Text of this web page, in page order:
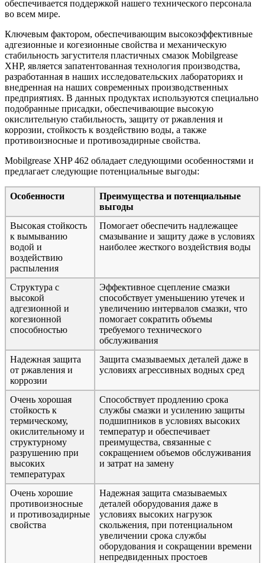
обеспечивается поддержкой нашего технического персонала
во всем мире.
Ключевым фактором, обеспечивающим высокоэффективные
адгезионные и когезионные свойства и механическую
стабильность загустителя пластичных смазок Mobilgrease
XHP, является запатентованная технология производства,
разработанная в наших исследовательских лабораториях и
внедренная на наших современных производственных
предприятиях. В данных продуктах используются специально
подобранные присадки, обеспечивающие высокую
окислительную стабильность, защиту от ржавления и
коррозии, стойкость к воздействию воды, а также
противоизносные и противозадирные свойства.
Mobilgrease XHP 462 обладает следующими особенностями и
предлагает следующие потенциальные выгоды:
Особенности
Преимущества и потенциальные
выгоды
Высокая стойкость
к вымыванию
водой и
воздействию
распыления
Помогает обеспечить надлежащее
смазывание и защиту даже в условиях
наиболее жесткого воздействия воды
Структура с
высокой
адгезионной и
когезионной
способностью
Эффективное сцепление смазки
способствует уменьшению утечек и
увеличению интервалов смазки, что
помогает сократить объемы
требуемого технического
обслуживания
Надежная защита
от ржавления и
коррозии
Защита смазываемых деталей даже в
условиях агрессивных водных сред
Очень хорошая
стойкость к
термическому,
окислительному и
структурному
разрушению при
высоких
температурах
Способствует продлению срока
службы смазки и усилению защиты
подшипников в условиях высоких
температур и обеспечивает
преимущества, связанные с
сокращением объемов обслуживания
и затрат на замену
Очень хорошие
противоизносные
и противозадирные
свойства
Надежная защита смазываемых
деталей оборудования даже в
условиях высоких нагрузок
скольжения, при потенциальном
увеличении срока службы
оборудования и сокращении времени
непредвиденных простоев